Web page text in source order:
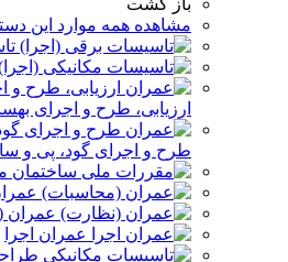
باز گشت
مشاهده همه موارد این
ارزیابی، طرح و اجرای
طرح و اجرای گود، پی و
عمران
عمران اجرا